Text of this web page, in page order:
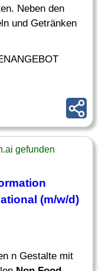
Neben den
und Getränken
gefunden
(m/w/d)
n Gestalte mit